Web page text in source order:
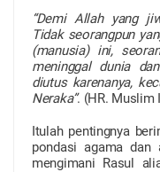
“Demi Allah yang
Tidak seorangpun
(manusia) ini,
meninggal dunia
diutus karenanya,
Neraka”. (HR. Muslim
Itulah pentingnya
pondasi agama dan
mengimani Rasul